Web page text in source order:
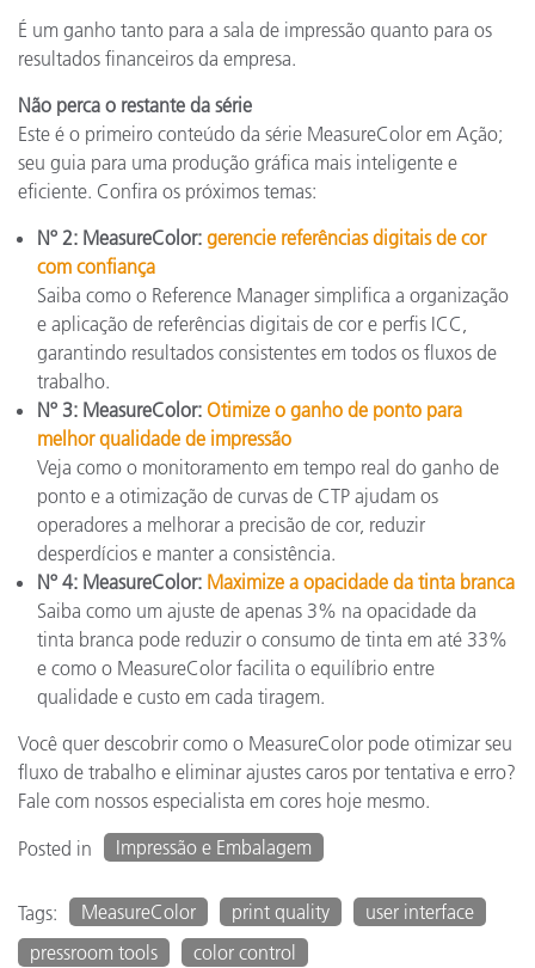
É um ganho tanto para a sala de impressão quanto para os
resultados financeiros da empresa.
Não perca o restante da série
Este é o primeiro conteúdo da série MeasureColor em Ação;
seu guia para uma produção gráfica mais inteligente e
eficiente. Confira os próximos temas:
Nº 2: MeasureColor: gerencie referências digitais de cor
com confiança
Saiba como o Reference Manager simplifica a organização
e aplicação de referências digitais de cor e perfis ICC,
garantindo resultados consistentes em todos os fluxos de
trabalho.
Nº 3: MeasureColor: Otimize o ganho de ponto para
melhor qualidade de impressão
Veja como o monitoramento em tempo real do ganho de
ponto e a otimização de curvas de CTP ajudam os
operadores a melhorar a precisão de cor, reduzir
desperdícios e manter a consistência.
Nº 4: MeasureColor: Maximize a opacidade da tinta branca
Saiba como um ajuste de apenas 3% na opacidade da
tinta branca pode reduzir o consumo de tinta em até 33%
e como o MeasureColor facilita o equilíbrio entre
qualidade e custo em cada tiragem.
Você quer descobrir como o MeasureColor pode otimizar seu
fluxo de trabalho e eliminar ajustes caros por tentativa e erro?
Fale com nossos especialista em cores hoje mesmo.
Posted in
Impressão e Embalagem
Tags: MeasureColor print quality
user interface
pressroom tools
color control